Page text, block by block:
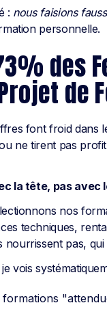
: nous faisions
personnelle.
des
de
font froid dans
ne tirent pas
la tête, pas avec
nos
techniques,
pas,
vois
formations